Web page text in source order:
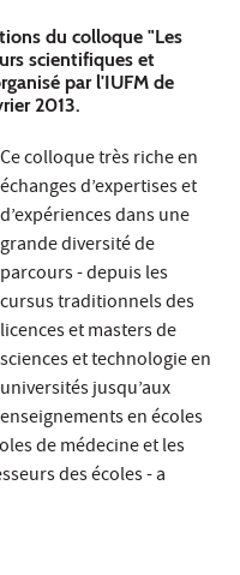
du colloque "Les
scientifiques et
par l'IUFM de
2013.
Ce colloque très riche en
échanges d’expertises et
d’expériences dans une
grande diversité de
parcours - depuis les
cursus traditionnels des
licences et masters de
sciences et technologie en
universités jusqu’aux
enseignements en écoles
de médecine et les
des écoles - a